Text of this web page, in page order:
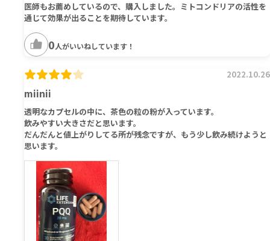
医師もお薦めしているので、購入しました。ミトコンドリアの活性を
通じて効果が出ることを期待しています。
0人がいいねしています！
miinii
2022.10.26
透明なカプセルの中に、茶色の粒の粉が入っています。
飲みやすい大きさだと思います。
だんだんと値上がりしてる所が残念ですが、もう少し飲み続けようと
思います。